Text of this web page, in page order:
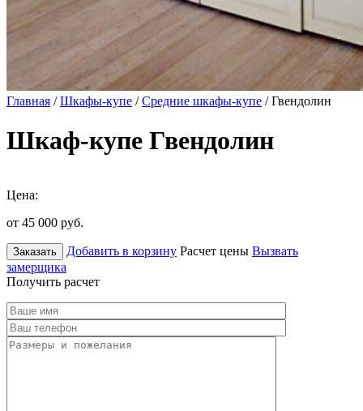
Главная /Шкафы-купе /Средние шкафы-купе / Гвендолин
Шкаф-купе Гвендолин
Цена:
от 45 000 руб.
Заказать Добавить в корзину Расчет цены Вызвать
замерщика
Получить расчет